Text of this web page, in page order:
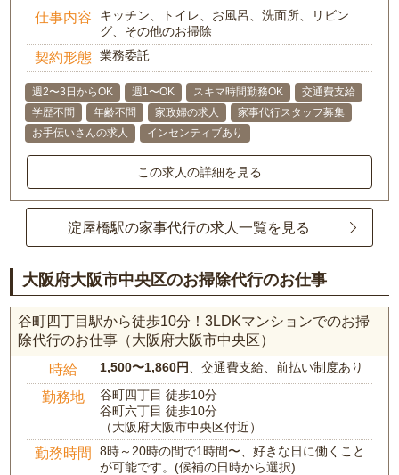
仕事内容
キッチン、トイレ、お風呂、洗面所、リビン
グ、その他のお掃除
契約形態 業務委託
週2〜3日からOK 週1〜OK スキマ時間勤務OK
交通費支給
学歴不問
年齢不問 家政婦の求人
家事代行スタッフ募集
お手伝いさんの求人
インセンティブあり
この求人の詳細を見る
淀屋橋駅の家事代行の求人一覧を見る
大阪府大阪市中央区のお掃除代行のお仕事
谷町四丁目駅から徒歩10分！3LDKマンションでのお掃
除代行のお仕事（大阪府大阪市中央区）
時給 1,500〜1,860円 、交通費支給、前払い制度あり
勤務地
谷町四丁目 徒歩10分
谷町六丁目 徒歩10分
（大阪府大阪市中央区付近）
勤務時間
8時～20時の間で1時間〜、好きな日に働くこと
が可能です。(候補の日時から選択)